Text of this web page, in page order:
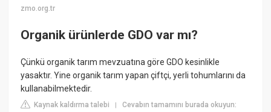
zmo.org.tr
Organik ürünlerde GDO var mı?
Çünkü organik tarım mevzuatına göre GDO kesinlikle
yasaktır. Yine organik tarım yapan çiftçi, yerli tohumlarını da
kullanabilmektedir.
Kaynak kaldırma talebi |Cevabın tamamını burada okuyun: